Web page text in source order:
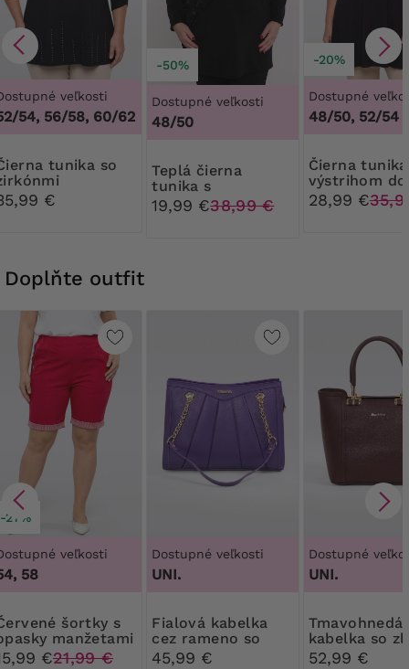
veľkosti
54, 56/58, 60/62
so
€
-50%
Dostupné veľkosti
48/50
Teplá čierna
tunika s
trblietavým
vzorom
19,99 €38,99 €
-20%
Dostupné
48/50, 52/54
Čierna tunika s
výstrihom
28,99 €
Doplňte outfit
-27%
veľkosti
58
s
manžetami
€21,99 €
Dostupné veľkosti
UNI.
Fialová kabelka
cez rameno so
zlatými prvkami
45,99 €
Dostupné
UNI.
Tmavohnedá
kabelka so
prvkami
52,99 €